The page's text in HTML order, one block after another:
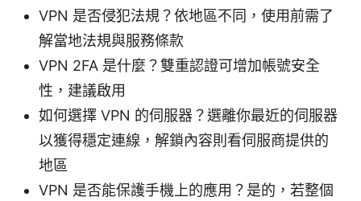
VPN 是否侵犯法規？依地區不同，使用前需了
解當地法規與服務條款
VPN 2FA 是什麼？雙重認證可增加帳號安全
性，建議啟用
如何選擇 VPN 的伺服器？選離你最近的伺服器
以獲得穩定連線，解鎖內容則看伺服商提供的
地區
VPN 是否能保護手機上的應用？是的，若整個